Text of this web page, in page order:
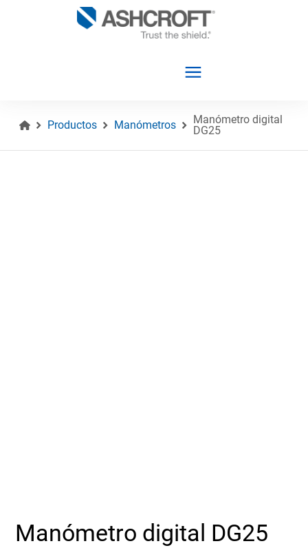
Productos Manómetros
Manómetro digital
DG25
Manómetro digital DG25